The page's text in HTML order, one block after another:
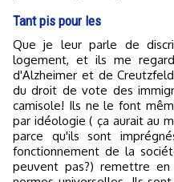
Tant pis pour les
Que je leur parle de discrimination à l'embauche ou au
logement, et ils me
d'Alzheimer et de
du droit de vote des
camisole! Ils ne le font
par idéologie ( ça aurait au
parce qu'ils sont
fonctionnement de la
peuvent pas?) remettre